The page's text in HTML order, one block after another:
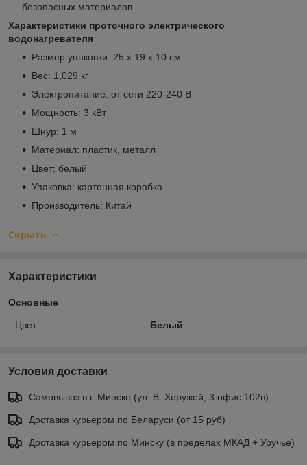
безопасных материалов
Характеристики проточного электрического
водонагревателя
Размер упаковки: 25 х 19 х 10 см
Вес: 1,029 кг
Электропитание: от сети 220‑240 В
Мощность: 3 кВт
Шнур: 1 м
Материал: пластик, металл
Цвет: белый
Упаковка: картонная коробка
Производитель: Китай
Скрыть
Характеристики
Основные
Цвет Белый
Условия доставки
Самовывоз в г. Минске (ул. В. Хоружей, 3 офис 102в)
Доставка курьером по Беларуси (от 15 руб)
Доставка курьером по Минску (в пределах МКАД + Уручье)